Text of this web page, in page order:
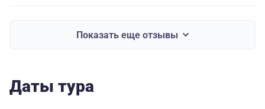
Показать еще отзывы
Даты тура